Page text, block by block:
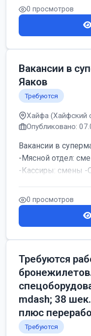
0 просмотров
Вакансии в
Яаков
Требуются
Хайфа (Хайфский
Опубликовано:
Вакансии в
-Мясной отдел:
-Кассиры: смены -
0 просмотров
Требуются
mdash; 38
плюс
Требуются